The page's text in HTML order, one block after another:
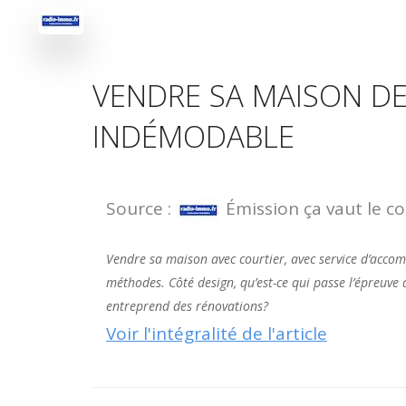
VENDRE SA MAISON
INDÉMODABLE
Source : Émission ça vaut le
Vendre sa maison avec courtier, avec service
méthodes. Côté design, qu’est-ce qui passe
entreprend des rénovations?
Voir l'intégralité de l'article